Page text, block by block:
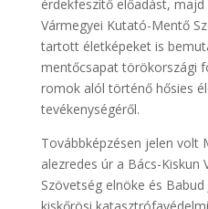
érdekfeszítő előadást,
Vármegyei Kutató-Mentő
tartott életképeket is
mentőcsapat törökországi
romok alól történő hősies
tevékenységéről.
Továbbképzésen jelen volt
alezredes úr a Bács-Kiskun
Szövetség elnöke és